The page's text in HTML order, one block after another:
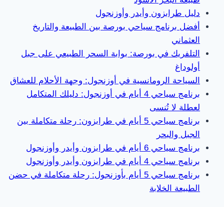
دليل طرابزون وأيدر وأوزنجول
أفضل برنامج سياحي بورصة بين الطبيعة والتاريخ
العثماني
التلفريك في بورصة: بوابة السحر الطبيعي على جبل
أولوداغ
السياحة الرومانسية في أوزنجول: وجهة الأحلام للعشاق
برنامج سياحي 4 أيام في أوزنجول: دليلك المتكامل
لعطلة لا تُنسى
برنامج سياحي 5 أيام في طرابزون: رحلة متكاملة بين
الجبل والبحر
برنامج سياحي 6 أيام في طرابزون وأيدر وأوزنجول
برنامج سياحي 4 أيام في طرابزون وأيدر وأوزنجول
برنامج سياحي 5 أيام بأوزنجول: رحلة متكاملة في حضن
الطبيعة الخلابة